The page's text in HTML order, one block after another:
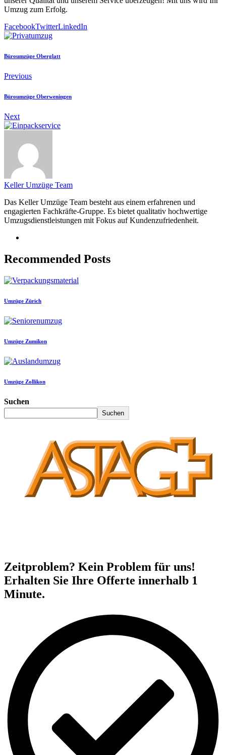
Umzug zum Erfolg.
FacebookTwitterLinkedIn
Büroumzüge Oberglatt
Previous
Büroumzüge Oberweningen
Next
Keller Umzüge Team
Das Keller Umzüge Team besteht aus einem erfahrenen und
engagierten Fachkräfte-Gruppe. Es bietet qualitativ hochwertige
Umzugsdienstleistungen mit Fokus auf Kundenzufriedenheit.
Recommended Posts
Umzüge Zürich
Umzüge Zumikon
Umzüge Zollikon
Suchen
Suchen
Zeitproblem? Kein Problem für uns!
Erhalten Sie Ihre Offerte innerhalb 1
Minute.